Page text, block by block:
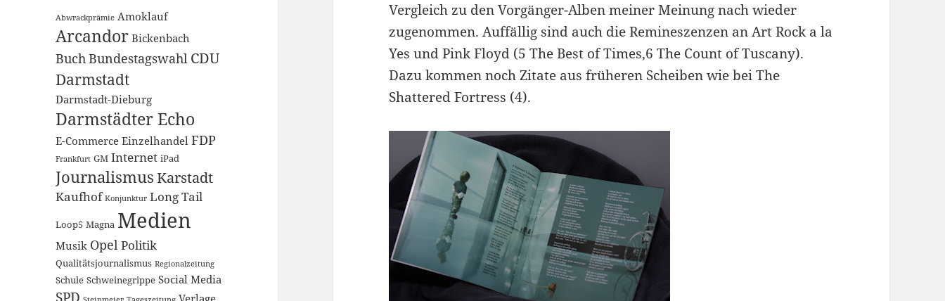
Abwrackprämie Amoklauf
Arcandor Bickenbach
BuchBundestagswahl CDU
Darmstadt
Darmstadt-Dieburg
Darmstädter Echo
E-Commerce Einzelhandel FDP
Frankfurt GM Internet iPad
JournalismusKarstadt
Kaufhof Konjunktur Long Tail
Loop5 Magna Medien
Musik OpelPolitik
Qualitätsjournalismus Regionalzeitung
Schule Schweinegrippe Social Media
Vergleich zu den Vorgänger-Alben meiner Meinung nach wieder
zugenommen. Auffällig sind auch die Remineszenzen an Art Rock a la
Yes und Pink Floyd (5 The Best of Times,6 The Count of Tuscany).
Dazu kommen noch Zitate aus früheren Scheiben wie bei The
Shattered Fortress (4).